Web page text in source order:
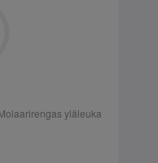
yläleuka